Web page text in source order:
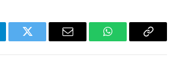
Twitter Email WhatsAppCopy